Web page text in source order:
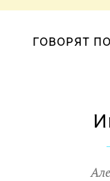
ГОВОРЯТ